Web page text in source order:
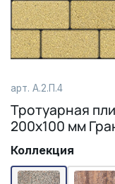
арт. А.2.П.4
Тротуарная
200x100 мм
Коллекция